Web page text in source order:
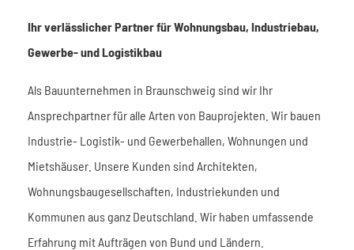
Ihr verlässlicher Partner für Wohnungsbau, Industriebau,
Gewerbe- und Logistikbau
Als Bauunternehmen in Braunschweig sind wir Ihr
Ansprechpartner für alle Arten von Bauprojekten. Wir bauen
Industrie- Logistik- und Gewerbehallen, Wohnungen und
Mietshäuser. Unsere Kunden sind Architekten,
Wohnungsbaugesellschaften, Industriekunden und
Kommunen aus ganz Deutschland. Wir haben umfassende
Erfahrung mit Aufträgen von Bund und Ländern.